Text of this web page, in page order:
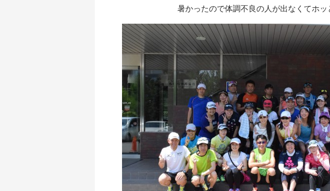
暑かったので体調不良の人が出なくてホッ